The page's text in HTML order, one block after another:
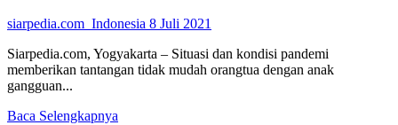
siarpedia.com_Indonesia 8 Juli 2021
Siarpedia.com, Yogyakarta – Situasi dan kondisi pandemi
memberikan tantangan tidak mudah orangtua dengan anak
gangguan...
Baca Selengkapnya